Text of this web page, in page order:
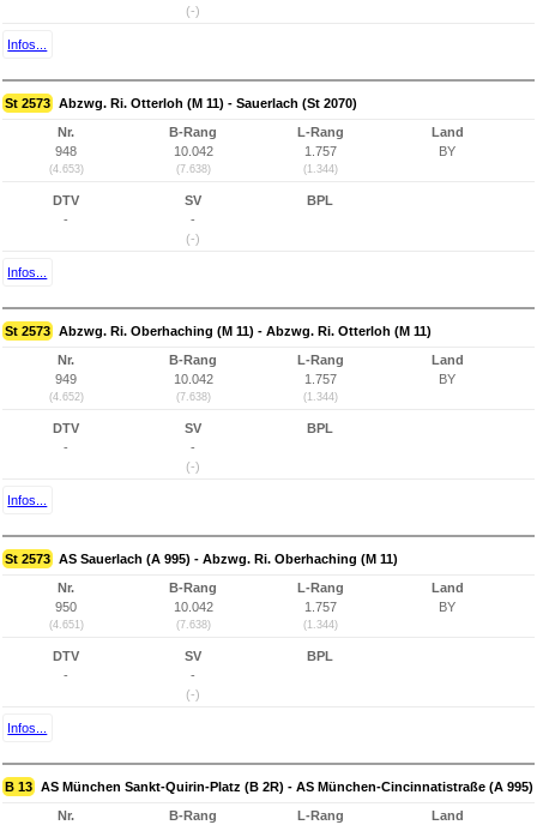
(-)
Infos...
St 2573 Abzwg. Ri. Otterloh (M 11) - Sauerlach (St 2070)
Nr.
948
(4.653)
B-Rang
10.042
(7.638)
L-Rang
1.757
(1.344)
Land
BY
DTV
-
SV
-
(-)
BPL
Infos...
St 2573 Abzwg. Ri. Oberhaching (M 11) - Abzwg. Ri. Otterloh (M 11)
Nr.
949
(4.652)
B-Rang
10.042
(7.638)
L-Rang
1.757
(1.344)
Land
BY
DTV
-
SV
-
(-)
BPL
Infos...
St 2573 AS Sauerlach (A 995) - Abzwg. Ri. Oberhaching (M 11)
Nr.
950
(4.651)
B-Rang
10.042
(7.638)
L-Rang
1.757
(1.344)
Land
BY
DTV
-
SV
-
(-)
BPL
Infos...
B 13 AS München Sankt-Quirin-Platz (B 2R) - AS München-Cincinnatistraße (A 995)
Nr. B-Rang L-Rang Land